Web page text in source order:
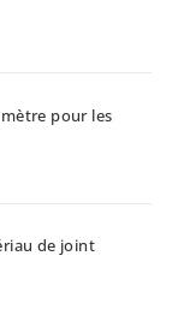
pour les
de joint